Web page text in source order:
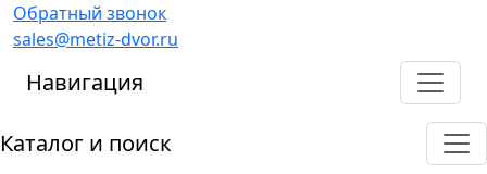
Обратный звонок
sales@metiz-dvor.ru
Навигация
Каталог и поиск